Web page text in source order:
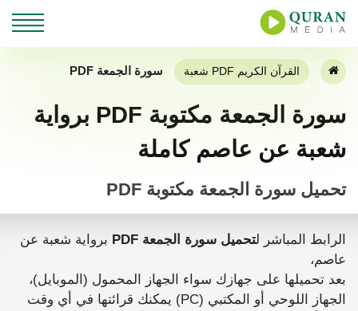
القرآن الكريم PDF شعبة سورة الجمعة PDF
سورة الجمعة مكتوبة PDF برواية
شعبة عن عاصم كاملة
تحميل سورة الجمعة مكتوبة PDF
الرابط المباشر لتحميل سورة الجمعة PDF
برواية شعبة عن
عاصم،
بعد تحميلها على جهازك سواء الجهاز المحمول (الموبايل)،
الجهاز اللوحي أو المكتبي (PC) يمكنك قرائتها في أي وقت